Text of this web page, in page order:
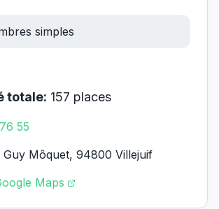
simples
totale: 157 places
55
Guy Môquet, 94800 Villejuif
Maps